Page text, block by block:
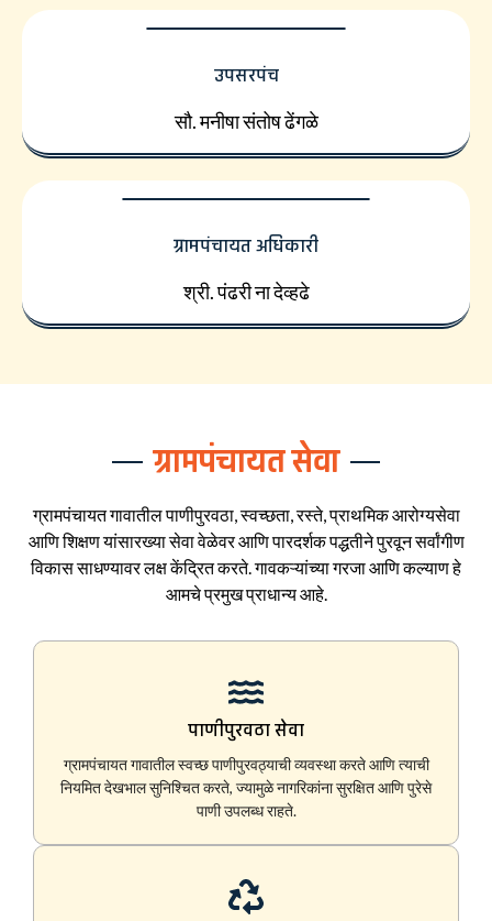
उपसरपंच
सौ. मनीषा संतोष ढेंगळे
ग्रामपंचायत अधिकारी
श्री. पंढरी ना देव्हढे
ग्रामपंचायत सेवा
ग्रामपंचायत गावातील पाणीपुरवठा, स्वच्छता, रस्ते, प्राथमिक आरोग्यसेवा
आणि शिक्षण यांसारख्या सेवा वेळेवर आणि पारदर्शक पद्धतीने पुरवून सर्वांगीण
विकास साधण्यावर लक्ष केंद्रित करते. गावकऱ्यांच्या गरजा आणि कल्याण हे
आमचे प्रमुख प्राधान्य आहे.
पाणीपुरवठा सेवा
ग्रामपंचायत गावातील स्वच्छ पाणीपुरवठ्याची व्यवस्था करते आणि त्याची
नियमित देखभाल सुनिश्चित करते, ज्यामुळे नागरिकांना सुरक्षित आणि पुरेसे
पाणी उपलब्ध राहते.